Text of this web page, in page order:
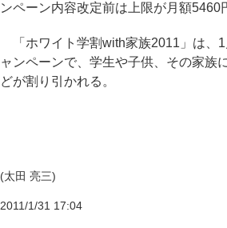
ンペーン内容改定前は上限が月額5460
「ホワイト学割with家族2011」は、
ャンペーンで、学生や子供、その家族
どが割り引かれる。
(太田 亮三)
2011/1/31 17:04